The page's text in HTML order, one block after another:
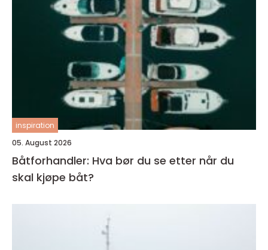
inspiration
05. August 2026
Båtforhandler: Hva bør du se etter når du
skal kjøpe båt?